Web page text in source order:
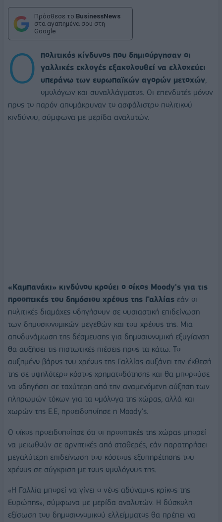
Πρόσθεσε το BusinessNews
στα αγαπημένα σου στη
Google
Ο
πολιτικός κίνδυνος που δημιούργησαν οι
γαλλικές εκλογές εξακολουθεί να ελλοχεύει
υπεράνω των ευρωπαϊκών αγορών μετοχών,
ομολόγων και συναλλάγματος. Οι επενδυτές μόνον
προς το παρόν απομάκρυναν το ασφάλιστρο πολιτικού
κινδύνου, σύμφωνα με μερίδα αναλυτών.
«Καμπανάκι» κινδύνου κρούει ο οίκος Moody's για τις
προοπτικές του δημόσιου χρέους της Γαλλίας εάν οι
πολιτικές διαμάχες οδηγήσουν σε ουσιαστική επιδείνωση
των δημοσιονομικών μεγεθών και του χρέους της. Μια
αποδυνάμωση της δέσμευσης για δημοσιονομική εξυγίανση
θα αυξήσει τις πιστωτικές πιέσεις προς τα κάτω. Το
αυξημένο βάρος του χρέους της Γαλλίας αυξάνει την έκθεσή
της σε υψηλότερο κόστος χρηματοδότησης και θα μπορούσε
να οδηγήσει σε ταχύτερη από την αναμενόμενη αύξηση των
πληρωμών τόκων για τα ομόλογα της χώρας, αλλά και
χωρών της Ε.Ε, προειδοποίησε η Moody's.
Ο οίκος προειδοποίησε ότι οι προοπτικές της χώρας μπορεί
να μειωθούν σε αρνητικές από σταθερές, εάν παρατηρήσει
μεγαλύτερη επιδείνωση του κόστους εξυπηρέτησης του
χρέους σε σύγκριση με τους ομολόγους της.
«Η Γαλλία μπορεί να γίνει ο νέος αδύναμος κρίκος της
Ευρώπης», σύμφωνα με μερίδα αναλυτών. Η δύσκολη
εξίσωση του δημοσιονομικού ελλείμματος θα πρέπει να